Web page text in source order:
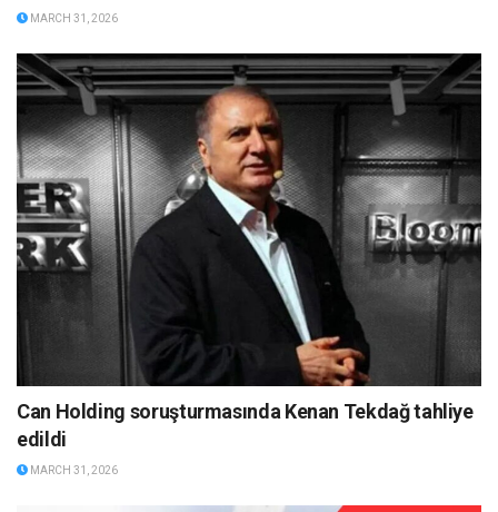
MARCH 31, 2026
Can Holding soruşturmasında Kenan Tekdağ tahliye
edildi
MARCH 31, 2026